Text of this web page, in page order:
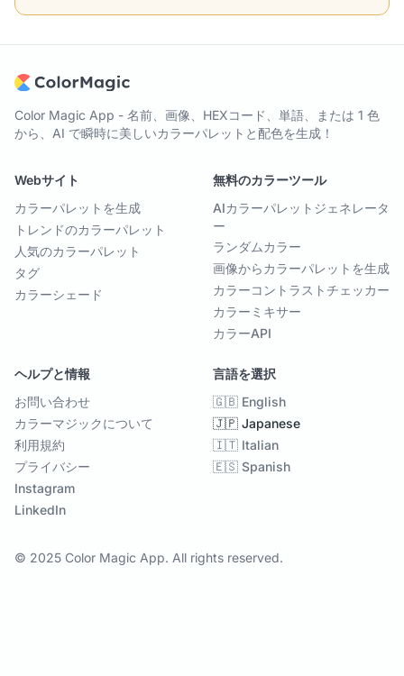
Color Magic App - 名前、画像、HEXコード、単語、または 1 色
から、AI で瞬時に美しいカラーパレットと配色を生成！
Webサイト
カラーパレットを生成
トレンドのカラーパレット
人気のカラーパレット
タグ
カラーシェード
無料のカラーツール
AIカラーパレットジェネレータ
ー
ランダムカラー
画像からカラーパレットを生成
カラーコントラストチェッカー
カラーミキサー
カラーAPI
ヘルプと情報
お問い合わせ
カラーマジックについて
利用規約
プライバシー
Instagram
LinkedIn
言語を選択
🇬🇧 English
🇯🇵 Japanese
🇮🇹 Italian
🇪🇸 Spanish
© 2025 Color Magic App. All rights reserved.